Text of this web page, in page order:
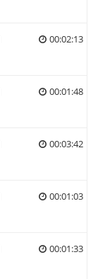
00:02:13
00:01:48
00:03:42
00:01:03
00:01:33